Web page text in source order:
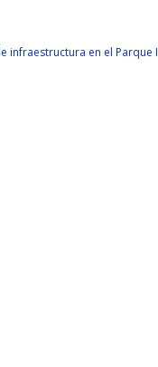
infraestructura en el Parque